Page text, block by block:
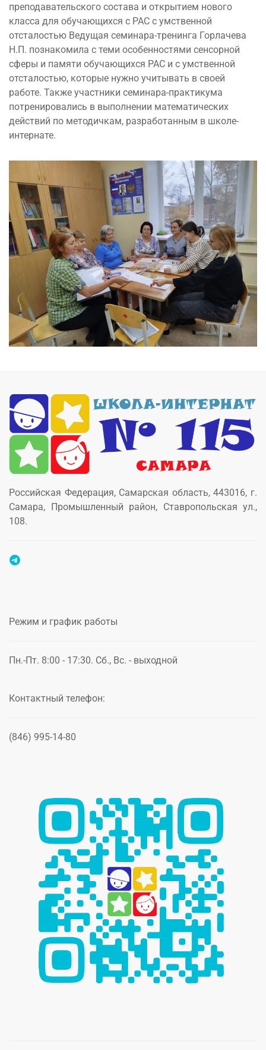
преподавательского состава и открытием нового
класса для обучающихся с РАС с умственной
отсталостью Ведущая семинара-тренинга Горлачева
Н.П. познакомила с теми особенностями сенсорной
сферы и памяти обучающихся РАС и с умственной
отсталостью, которые нужно учитывать в своей
работе. Также участники семинара-практикума
потренировались в выполнении математических
действий по методичкам, разработанным в школе-
интернате.
Российская Федерация, Самарская область, 443016, г.
Самара, Промышленный район, Ставропольская ул.,
108.
Режим и график работы
Пн.-Пт. 8:00 - 17:30. Сб., Вс. - выходной
Контактный телефон:
(846) 995-14-80